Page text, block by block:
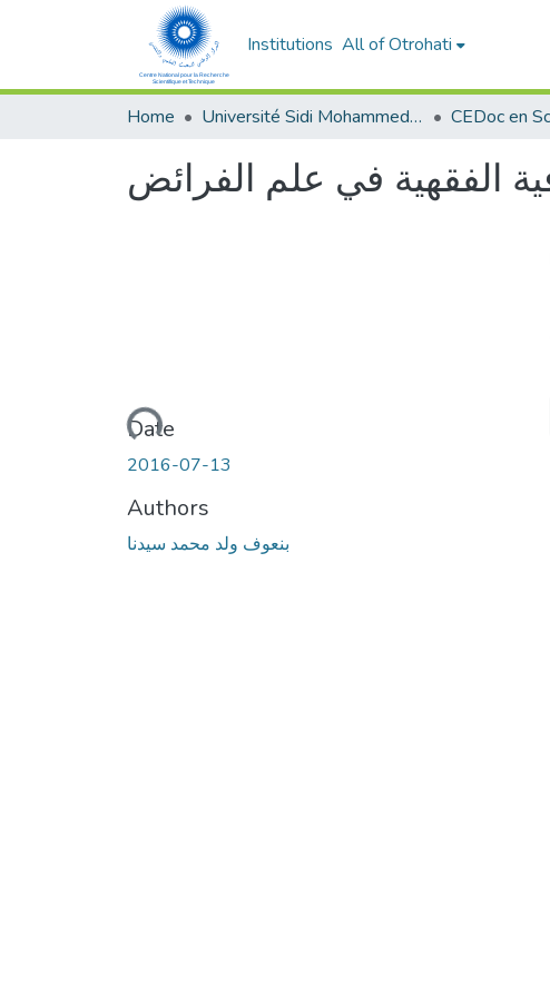
Institutions All of Otrohati
Home Université Sidi Mohammed Ben Abdellah - Fès
الفقهية في علم الفرائض
Loading...
Date
2016-07-13
Authors
بنعوف ولد محمد سيدنا